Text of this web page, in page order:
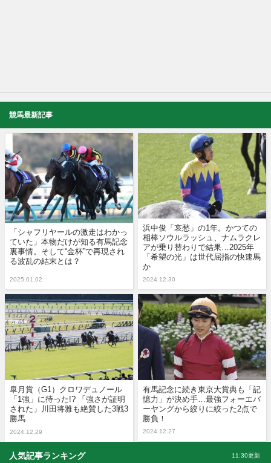
競馬最新記事
「シャフリヤールの激走はわかっ
ていた」本物だけが知る有馬記念
裏事情。そして“金杯”で再現され
る波乱の結末とは？
2025.01.02
浜中俊「哀愁」の1年。かつての
相棒ソウルラッシュ、ナムラクレ
アが乗り替わりで結果…2025年
「希望の光」は世代屈指の快速馬
か
2024.12.30
皐月賞（G1）クロワデュノール
「1強」に待った!? 「強さが証明
された」川田将雅も絶賛した3戦3
勝馬
2024.12.29
有馬記念に続き東京大賞典も「記
憶力」が決め手…最強フォーエバ
ーヤングから絞りに絞った2点で
勝負！
2024.12.27
人気記事ランキング 11:30更新